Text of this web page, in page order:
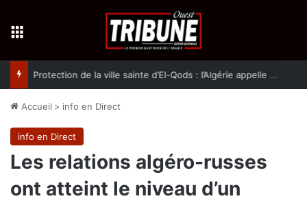
Protection de la ville sainte d’El-Qods : l’Algérie appelle à une action collective
Accueil > info en Direct
info en Direct
Les relations algéro-russes
ont atteint le niveau d’un